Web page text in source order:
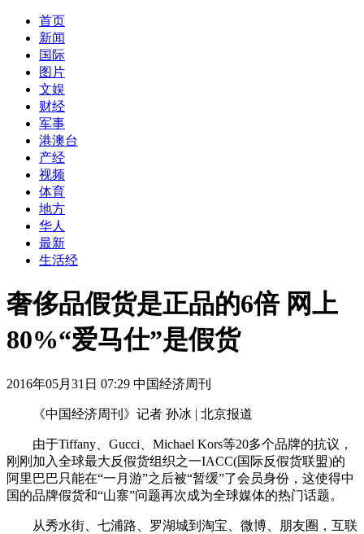
首页
新闻
国际
图片
文娱
财经
军事
港澳台
产经
视频
体育
地方
华人
最新
生活经
奢侈品假货是正品的6倍 网上
80%“爱马仕”是假货
2016年05月31日 07:29 中国经济周刊
《中国经济周刊》记者 孙冰 | 北京报道
由于Tiffany、Gucci、Michael Kors等20多个品牌的抗议，
刚刚加入全球最大反假货组织之一IACC(国际反假货联盟)的
阿里巴巴只能在“一月游”之后被“暂缓”了会员身份，这使得中
国的品牌假货和“山寨”问题再次成为全球媒体的热门话题。
从秀水街、七浦路、罗湖城到淘宝、微博、朋友圈，互联